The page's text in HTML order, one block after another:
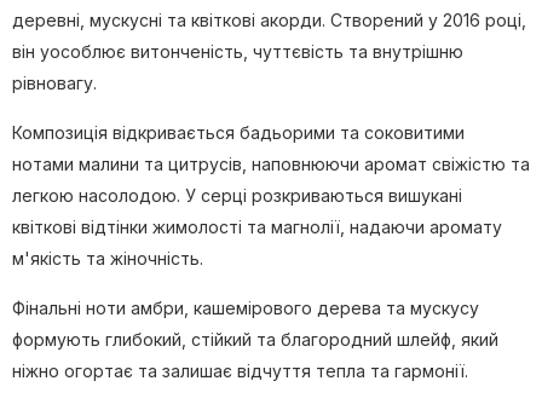
деревні, мускусні та квіткові акорди. Створений у 2016 році,
він уособлює витонченість, чуттєвість та внутрішню
рівновагу.
Композиція відкривається бадьорими та соковитими
нотами малини та цитрусів, наповнюючи аромат свіжістю та
легкою насолодою. У серці розкриваються вишукані
квіткові відтінки жимолості та магнолії, надаючи аромату
м'якість та жіночність.
Фінальні ноти амбри, кашемірового дерева та мускусу
формують глибокий, стійкий та благородний шлейф, який
ніжно огортає та залишає відчуття тепла та гармонії.